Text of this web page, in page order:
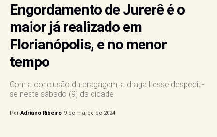
Engordamento de Jurerê é o
maior já realizado em
Florianópolis, e no menor
tempo
Com a conclusão da dragagem, a draga Lesse despediu-
se neste sábado (9) da cidade
Por Adriano Ribeiro 9 de março de 2024